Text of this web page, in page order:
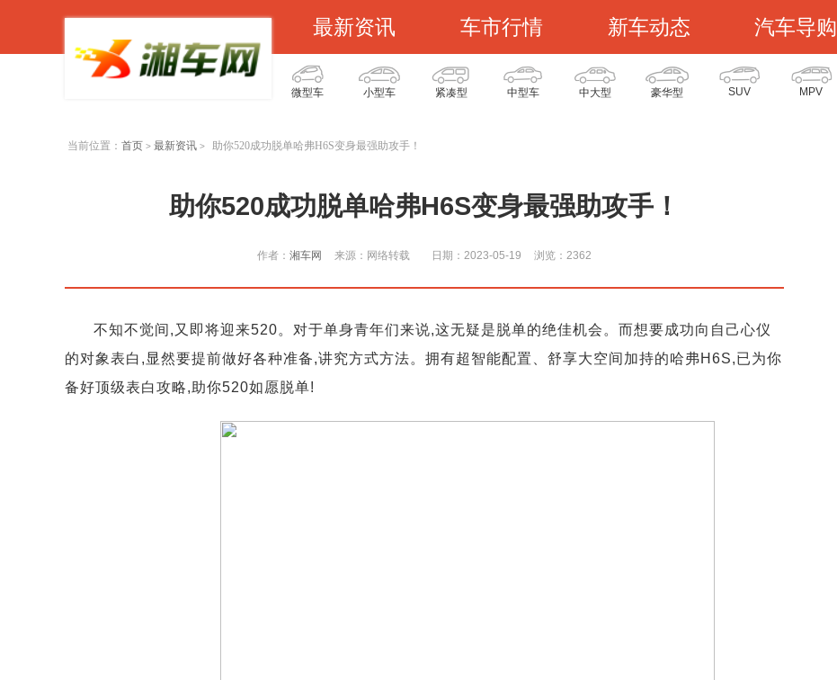
最新资讯 车市行情 新车动态 汽车导购
微型车 小型车 紧凑型 中型车 中大型 豪华型 SUV MPV
当前位置： 首页 > 最新资讯 > 助你520成功脱单哈弗H6S变身最强助攻手！
助你520成功脱单哈弗H6S变身最强助攻手！
作者： 湘车网 来源：网络转载 日期：2023-05-19 浏览：2362
不知不觉间,又即将迎来520。对于单身青年们来说,这无疑是脱单的绝佳机会。而想要成功向自己心仪
的对象表白,显然要提前做好各种准备,讲究方式方法。拥有超智能配置、舒享大空间加持的哈弗H6S,已为你
备好顶级表白攻略,助你520如愿脱单!